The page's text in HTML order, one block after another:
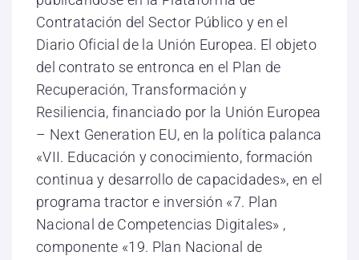
Contratación del Sector Público y en el
Diario Oficial de la Unión Europea. El objeto
del contrato se entronca en el Plan de
Recuperación, Transformación y
Resiliencia, financiado por la Unión Europea
– Next Generation EU, en la política palanca
«VII. Educación y conocimiento, formación
continua y desarrollo de capacidades», en el
programa tractor e inversión «7. Plan
Nacional de Competencias Digitales» ,
componente «19. Plan Nacional de